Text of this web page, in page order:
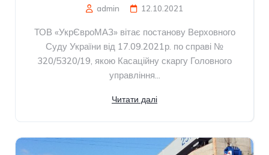
admin 12.10.2021
ТОВ «УкрЄвроМАЗ» вітає постанову Верховного
Суду України від 17.09.2021р. по справі №
320/5320/19, якою Касаційну скаргу Головного
управління...
Читати далі